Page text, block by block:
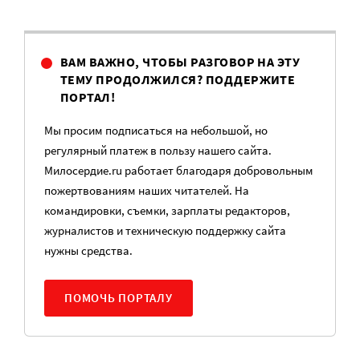
ВАМ ВАЖНО, ЧТОБЫ РАЗГОВОР НА ЭТУ
ТЕМУ ПРОДОЛЖИЛСЯ? ПОДДЕРЖИТЕ
ПОРТАЛ!
Мы просим подписаться на небольшой, но
регулярный платеж в пользу нашего сайта.
Милосердие.ru работает благодаря добровольным
пожертвованиям наших читателей. На
командировки, съемки, зарплаты редакторов,
журналистов и техническую поддержку сайта
нужны средства.
ПОМОЧЬ ПОРТАЛУ